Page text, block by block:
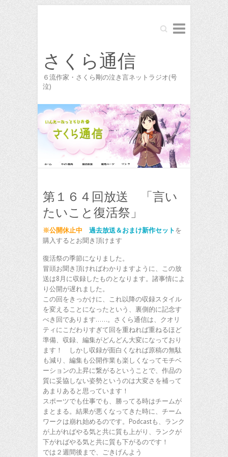
Search
さくら通信
６流作家・さくら剛の泣き言ネットラジオ(号
泣)
第１６４回放送 「言い
たいこと復活祭」
※公開休止中 過去放送＆おまけ新作セットを
購入するとお聞き頂けます
復活祭の季節になりました。
冒頭お聞き頂ければわかりますように、この放
送は8月に収録したものとなります。諸事情によ
り公開が遅れました。
この回をきっかけに、これ以降の収録スタイル
を変えることになったという、裏側的に記念す
べき回であります……。さくら通信は、クオリ
ティにこだわりすぎて回を重ねれば重ねるほど
準備、収録、編集がどんどん大変になっており
ます！ しかし収録が面白くなれば原稿の無駄
も減り、編集も公開作業も楽しくなってモチベ
ーションの上昇に繋がるということで、作品の
質に妥協しない姿勢というのは大変さを補って
あまりあると思っています！
スポーツでも仕事でも、勝ってる時はチームが
まとまる。結果が悪くなってきた時に、チーム
ワークは崩れ始めるのです。Podcastも、ランク
が上がればやる気と共に質も上がり、ランクが
下がればやる気と共に質も下がるのです！
では２週間後まで、ごきげんよう